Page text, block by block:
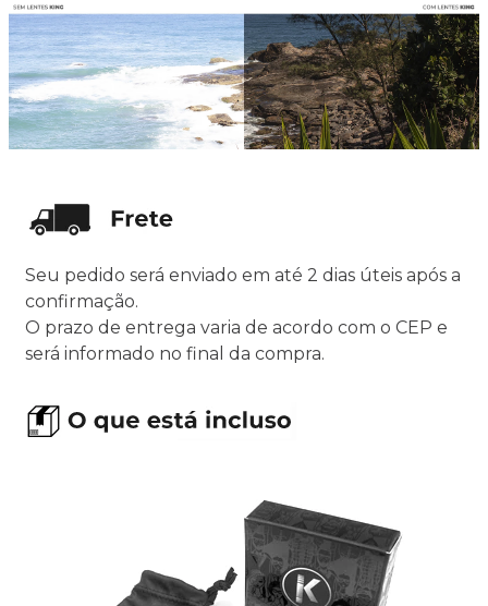
Seu pedido será enviado em até 2 dias úteis após a
confirmação.
O prazo de entrega varia de acordo com o CEP e
será informado no final da compra.